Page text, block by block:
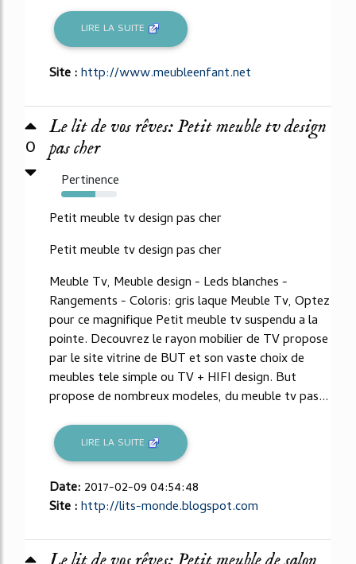
LIRE LA SUITE
Site :http://www.meubleenfant.net
0
Le lit de vos rêves: Petit meuble tv design
pas cher
Pertinence
61%
Petit meuble tv design pas cher
Petit meuble tv design pas cher
Meuble Tv, Meuble design - Leds blanches -
Rangements - Coloris: gris laque Meuble Tv, Optez
pour ce magnifique Petit meuble tv suspendu a la
pointe. Decouvrez le rayon mobilier de TV propose
par le site vitrine de BUT et son vaste choix de
meubles tele simple ou TV + HIFI design. But
propose de nombreux modeles, du meuble tv pas...
LIRE LA SUITE
Date: 2017-02-09 04:54:48
Site :http://lits-monde.blogspot.com